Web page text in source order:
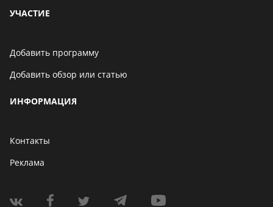
УЧАСТИЕ
Добавить программу
Добавить обзор или статью
ИНФОРМАЦИЯ
Контакты
Реклама